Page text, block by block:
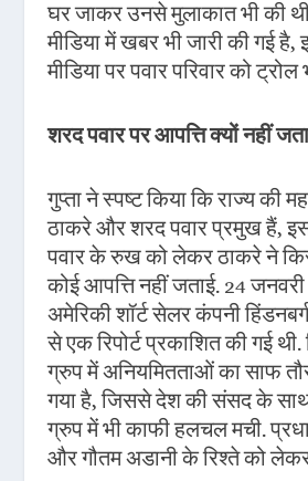
घर जाकर उनसे मुलाकात भी की
मीडिया में खबर भी जारी की गई
मीडिया पर पवार परिवार को ट्रोल
शरद पवार पर आपत्ति क्यों नहीं
गुप्ता ने स्पष्ट किया कि राज्य की
ठाकरे और शरद पवार प्रमुख हैं,
पवार के रुख को लेकर ठाकरे ने
कोई आपत्ति नहीं जताई. 24
अमेरिकी शॉर्ट सेलर कंपनी
से एक रिपोर्ट प्रकाशित की गई थी.
ग्रुप में अनियमितताओं का साफ
गया है, जिससे देश की संसद के
ग्रुप में भी काफी हलचल मची.
और गौतम अडानी के रिश्ते को